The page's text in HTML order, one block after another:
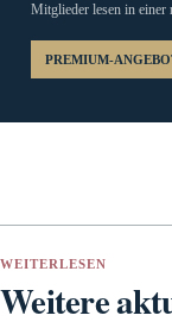
Mitglieder lesen in einer
PREMIUM-
WEITERLESEN
Weitere